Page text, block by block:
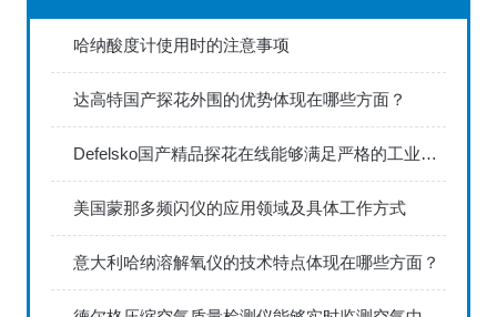
哈纳酸度计使用时的注意事项
达高特国产探花外围的优势体现在哪些方面？
Defelsko国产精品探花在线能够满足严格的工业标准
美国蒙那多频闪仪的应用领域及具体工作方式
意大利哈纳溶解氧仪的技术特点体现在哪些方面？